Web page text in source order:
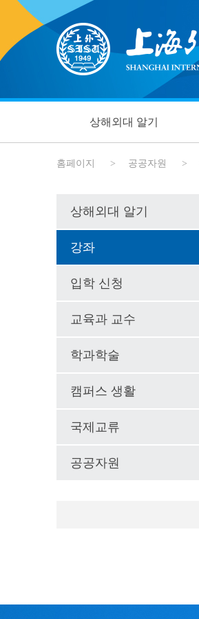
상해외대 알기
홈페이지 > 공공자원 >
상해외대 알기
강좌
입학 신청
교육과 교수
학과학술
캠퍼스 생활
국제교류
공공자원